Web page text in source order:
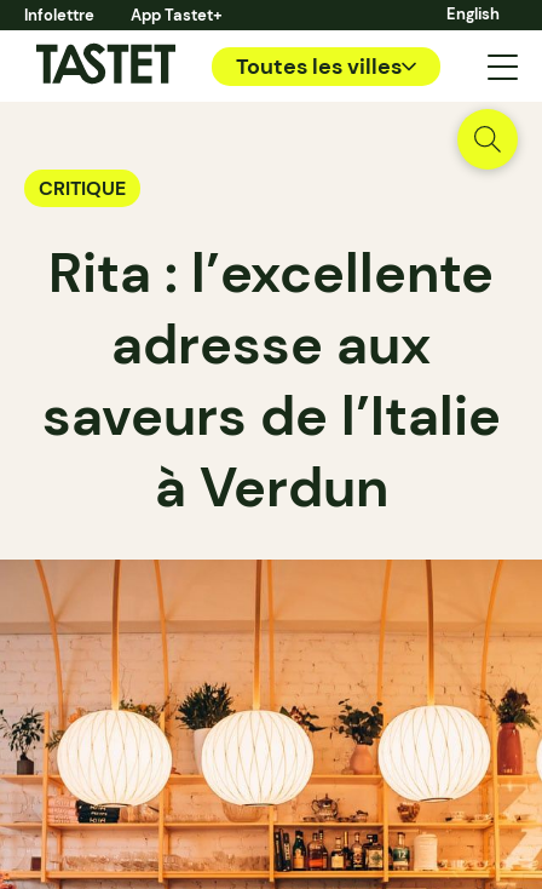
Infolettre App Tastet+ English
Toutes les villes
CRITIQUE
Rita : l’excellente
adresse aux
saveurs de l’Italie
à Verdun